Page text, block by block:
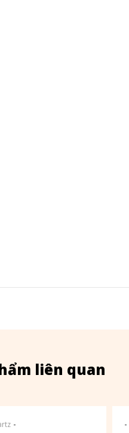
liên quan
- -